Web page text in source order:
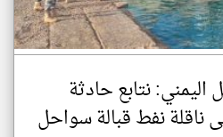
نتابع حادثة
ناقلة نفط قبالة سواحل